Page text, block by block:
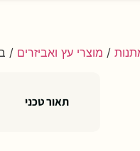
/ מוצרי עץ ואביזרים /
תאור טכני